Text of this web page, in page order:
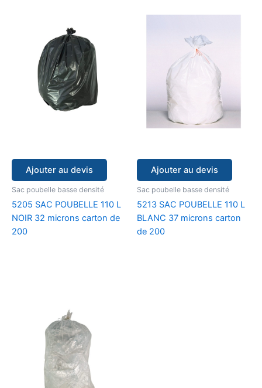
Ajouter au devis
Sac poubelle basse densité
5205 SAC POUBELLE 110 L
NOIR 32 microns carton de
200
Ajouter au devis
Sac poubelle basse densité
5213 SAC POUBELLE 110 L
BLANC 37 microns carton
de 200